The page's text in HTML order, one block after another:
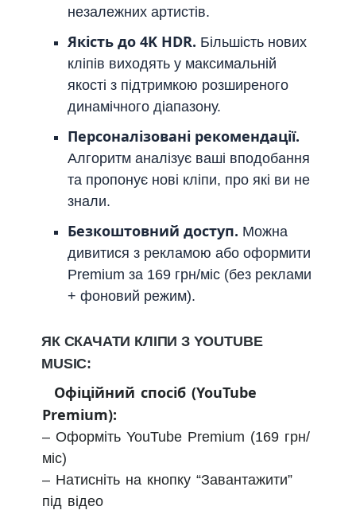
незалежних артистів.
Якість до 4K HDR. Більшість нових
кліпів виходять у максимальній
якості з підтримкою розширеного
динамічного діапазону.
Персоналізовані рекомендації.
Алгоритм аналізує ваші вподобання
та пропонує нові кліпи, про які ви не
знали.
Безкоштовний доступ. Можна
дивитися з рекламою або оформити
Premium за 169 грн/міс (без реклами
+ фоновий режим).
ЯК СКАЧАТИ КЛІПИ З YOUTUBE
MUSIC:
Офіційний спосіб (YouTube
Premium):
– Оформіть YouTube Premium (169 грн/
міс)
– Натисніть на кнопку “Завантажити”
під відео